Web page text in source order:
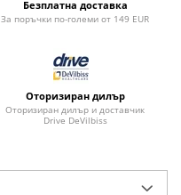
Безплатна доставка
За поръчки по-големи от 149 EUR
Оторизиран дилър
Оторизиран дилър и доставчик
Drive DeVilbiss